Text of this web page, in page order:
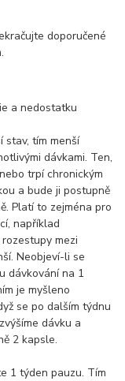
doporučené
a nedostatku
stav, tím menší
dávkami. Ten,
trpí chronickým
a bude ji postupně
Platí to zejména pro
například
mezi
Neobjeví-li se
dávkování na 1
je myšleno
se po dalším týdnu
dávku a
2 kapsle.
1 týden pauzu. Tím